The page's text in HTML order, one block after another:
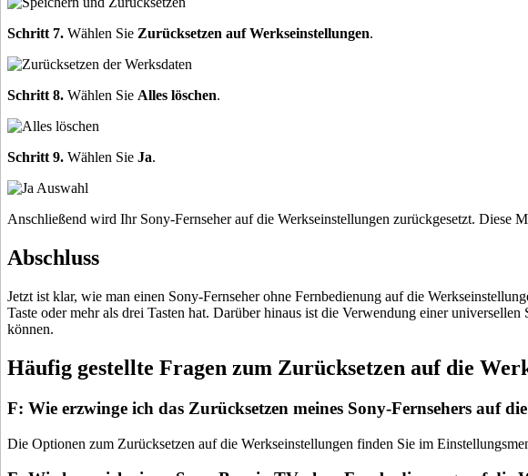
Schritt 7. Wählen Sie Zurücksetzen auf Werkseinstellungen.
Schritt 8. Wählen Sie Alles löschen.
Schritt 9. Wählen Sie Ja.
Anschließend wird Ihr Sony-Fernseher auf die Werkseinstellungen zurückgesetzt. Diese
Abschluss
Jetzt ist klar, wie man einen Sony-Fernseher ohne Fernbedienung auf die
Taste oder mehr als drei Tasten hat. Darüber hinaus ist die Verwendung einer
können.
Häufig gestellte Fragen zum Zurücksetzen auf die
F: Wie erzwinge ich das Zurücksetzen meines Sony-Fernsehers auf
Die Optionen zum Zurücksetzen auf die Werkseinstellungen finden Sie im